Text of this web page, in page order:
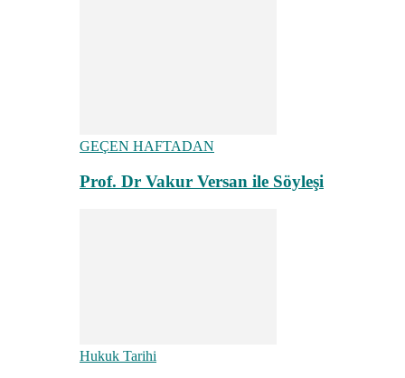
GEÇEN HAFTADAN
Prof. Dr Vakur Versan ile Söyleşi
Hukuk Tarihi